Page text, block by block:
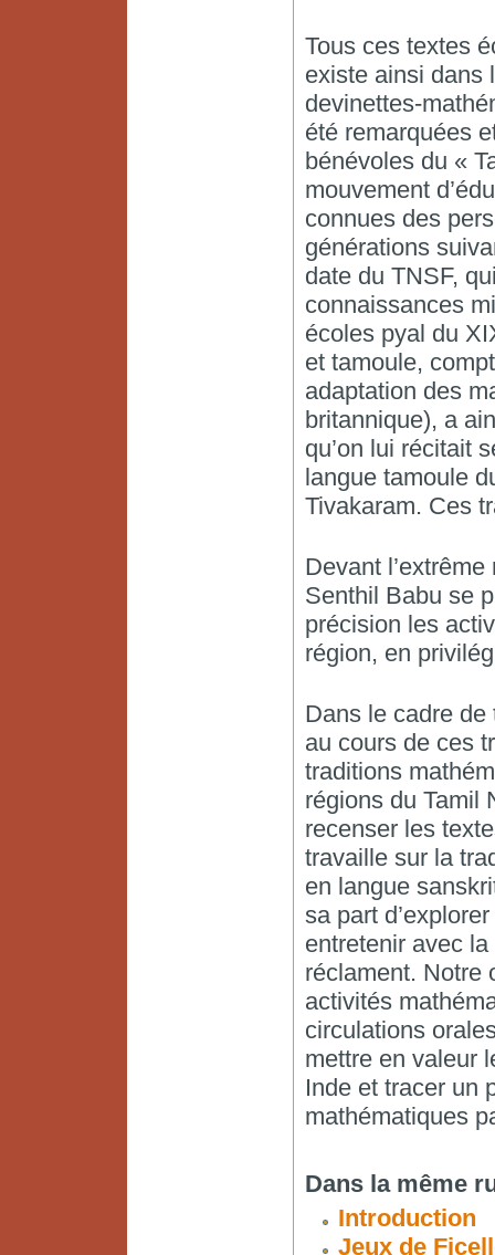
Tous ces textes
existe ainsi dans
devinettes-
été remarquées
bénévoles du «
mouvement
connues des
générations
date du TNSF,
connaissances
écoles pyal du
et tamoule,
adaptation des
britannique), a
qu’on lui récitait
langue tamoule
Tivakaram. Ces
Devant
Senthil Babu se
précision les
région, en
Dans le cadre
au cours de ces
traditions
régions du Tamil
recenser les
travaille sur la
en langue
sa part
entretenir avec
réclament. Notre
activités
circulations
mettre en valeur
Inde et tracer un
mathématiques
Dans la même
Introduction
Jeux de